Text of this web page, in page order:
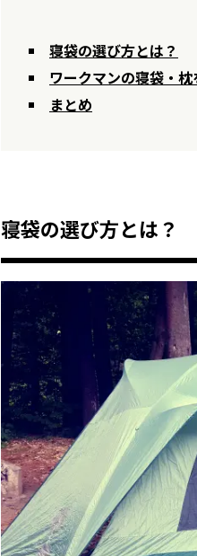
寝袋の選び方とは？
ワークマンの寝袋・
まとめ
寝袋の選び方とは？